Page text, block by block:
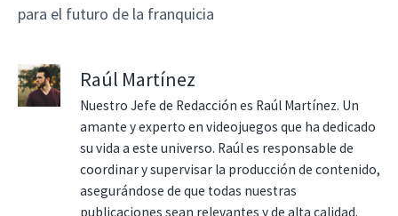
para el futuro de la franquicia
Raúl Martínez
Nuestro Jefe de Redacción es Raúl Martínez. Un
amante y experto en videojuegos que ha dedicado
su vida a este universo. Raúl es responsable de
coordinar y supervisar la producción de contenido,
asegurándose de que todas nuestras
publicaciones sean relevantes y de alta calidad.